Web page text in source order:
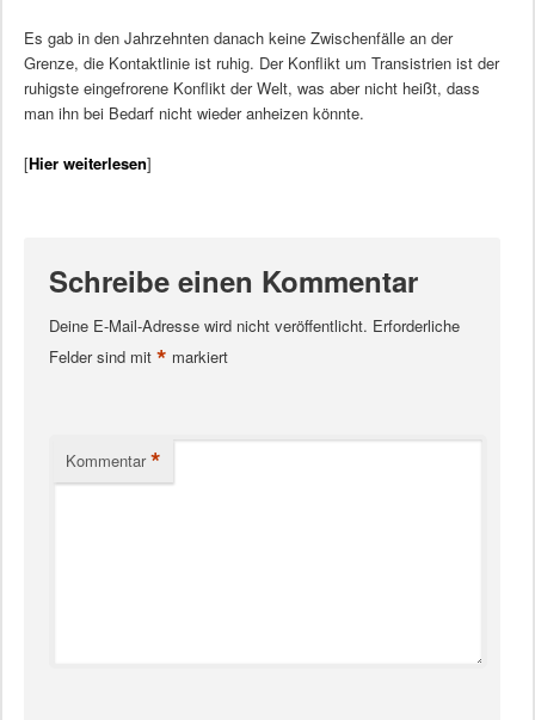
Es gab in den Jahrzehnten danach keine Zwischenfälle an der
Grenze, die Kontaktlinie ist ruhig. Der Konflikt um Transistrien ist der
ruhigste eingefrorene Konflikt der Welt, was aber nicht heißt, dass
man ihn bei Bedarf nicht wieder anheizen könnte.
[Hier weiterlesen]
Schreibe einen Kommentar
Deine E-Mail-Adresse wird nicht veröffentlicht. Erforderliche
Felder sind mit * markiert
Kommentar *